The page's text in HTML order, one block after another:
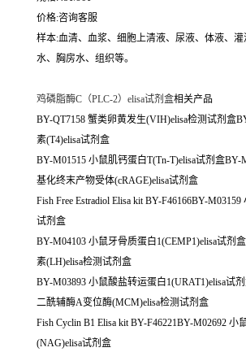
价格:咨询客服
样本:血清、血浆、细胞上清液、尿液、体液、
水、胸房水、组织等。
鸡磷脂酶C（PLC-2）elisa试剂盒相关产品
BY-QT7158 蟹类卵黄发生(VIH)elisa检测试剂盒
素(T4)elisa试剂盒
BY-M01515 小鼠肌钙蛋白T(Tn-T)elisa试剂盒BY-
基化终末产物受体(cRAGE)elisa试剂盒
Fish Free Estradiol Elisa kit BY-F46166BY-
试剂盒
BY-M04103 小鼠牙骨质蛋白1(CEMP1)elisa试剂
素(LH)elisa检测试剂盒
BY-M03893 小鼠酸盐转运蛋白1(URAT1)elisa试
二酰辅酶A变位酶(MCM)elisa检测试剂盒
Fish Cyclin B1 Elisa kit BY-F46221BY-M02692 小
(NAG)elisa试剂盒